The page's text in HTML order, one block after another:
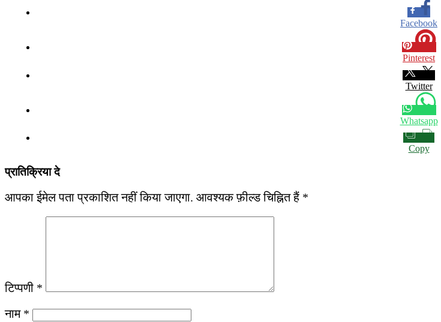
Facebook
Pinterest
Twitter
Whatsapp
Copy
प्रातिक्रिया दे
आपका ईमेल पता प्रकाशित नहीं किया जाएगा. आवश्यक फ़ील्ड चिह्नित हैं *
टिप्पणी *
नाम *